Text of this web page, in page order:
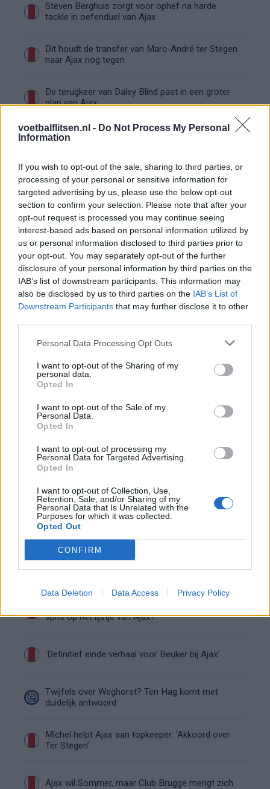
voetbalflitsen.nl - Do Not Process My Personal
Information
If you wish to opt-out of the sale, sharing to third parties, or
processing of your personal or sensitive information for
targeted advertising by us, please use the below opt-out
section to confirm your selection. Please note that after your
opt-out request is processed you may continue seeing
interest-based ads based on personal information utilized by
us or personal information disclosed to third parties prior to
your opt-out. You may separately opt-out of the further
disclosure of your personal information by third parties on the
IAB’s list of downstream participants. This information may
also be disclosed by us to third parties on the IAB’s List of
Downstream Participants that may further disclose it to other
Personal Data Processing Opt Outs
I want to opt-out of the Sharing of my
personal data.
Opted In
I want to opt-out of the Sale of my
Personal Data.
Opted In
I want to opt-out of processing my
Personal Data for Targeted Advertising.
Opted In
I want to opt-out of Collection, Use,
Retention, Sale, and/or Sharing of my
Personal Data that Is Unrelated with the
Purposes for which it was collected.
Opted Out
CONFIRM
Data Deletion Data Access Privacy Policy
Steven Berghuis zorgt voor ophef na harde
tackle in oefenduel van Ajax
Dit houdt de transfer van Marc-André ter Stegen
naar Ajax nog tegen
De terugkeer van Daley Blind past in een groter
plan van Ajax
Kritiek op Engels van Míchel genuanceerd: ‘Ajax-
De eerste Míchel-dagen bij Ajax: Blind coacht,
Gloukh krijgt standje en Ceballos wordt gebeld
Steur kiest voor Newcastle na gemiste
duidelijkheid bij Ajax
Blind kan bij Ajax de speler naast Míchel worden
“Twente was toen niet haalbaar”: Weghorst blikt
De transferprioriteiten van Ajax worden steeds
de route naar PEC eruit
met lege handen achter
verlaten
Steijn: ‘Bergwijn was niet mijn eerste keus als
Ajax-aanvoerder’
Van Gaal-vertrek markeert einde van bestuurlijke
spits op het lijstje van Ajax?
‘Definitief einde verhaal voor Beuker bij Ajax’
Twijfels over Weghorst? Ten Hag komt met
duidelijk antwoord
Míchel helpt Ajax aan topkeeper: ‘Akkoord over
Ter Stegen’
Ajax wil Sommer, maar Club Brugge mengt zich